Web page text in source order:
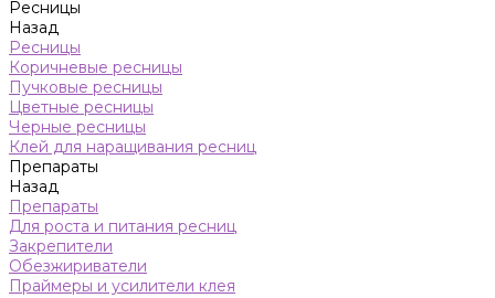
Ресницы
Назад
Ресницы
Коричневые ресницы
Пучковые ресницы
Цветные ресницы
Черные ресницы
Клей для наращивания ресниц
Препараты
Назад
Препараты
Для роста и питания ресниц
Закрепители
Обезжириватели
Праймеры и усилители клея